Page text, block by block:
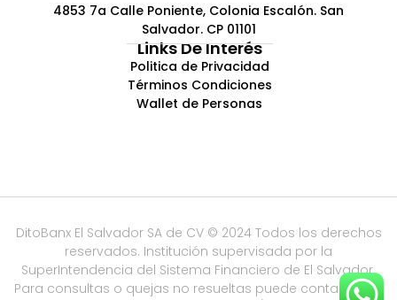
4853 7a Calle Poniente, Colonia Escalón. San
Salvador. CP 01101
Links De Interés
Politica de Privacidad
Términos Condiciones
Wallet de Personas
DitoBanx El Salvador SA de CV © 2024 Todos los derechos
reservados. Institución supervisada por la
SuperIntendencia del Sistema Financiero de El Salvador.
Para consultas o quejas no resueltas puede contactar a :